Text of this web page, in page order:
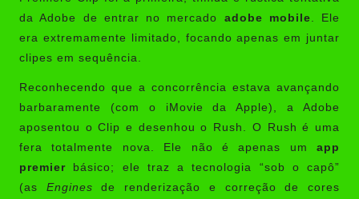
da Adobe de entrar no mercado adobe mobile . Ele
era extremamente limitado, focando apenas em juntar
clipes em sequência.
Reconhecendo que a concorrência estava avançando
barbaramente (com o iMovie da Apple), a Adobe
aposentou o Clip e desenhou o Rush. O Rush é uma
fera totalmente nova. Ele não é apenas um app
premier básico; ele traz a tecnologia “sob o capô”
(as Engines de renderização e correção de cores